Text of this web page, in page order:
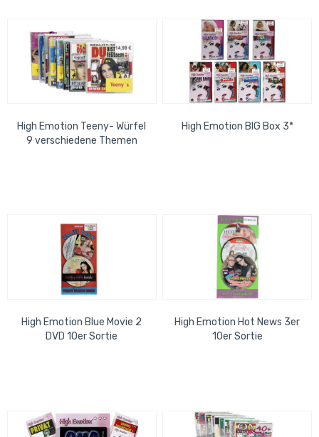
High Emotion Teeny- Würfel
9 verschiedene Themen
High Emotion BIG Box 3*
High Emotion Blue Movie 2
DVD 10er Sortie
High Emotion Hot News 3er
10er Sortie